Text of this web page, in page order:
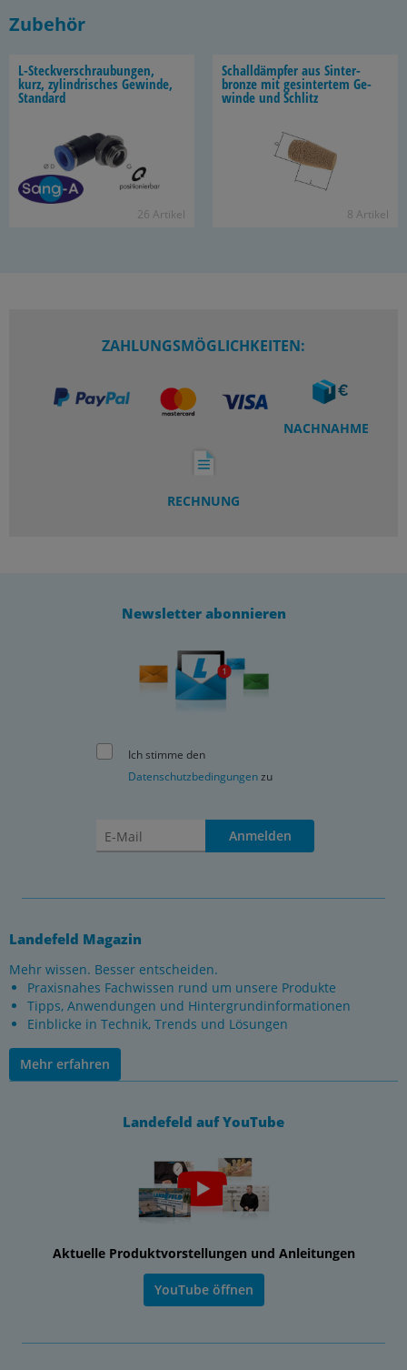
Zubehör
L-​Steckverschraubungen,
kurz, zy­lin­dri­sches Ge­win­de,
Stan­dard
26 Ar­ti­kel
Schall­dämp­fer aus Sin­ter­
bron­ze mit ge­sin­ter­tem Ge­
win­de und Schlitz
8 Ar­ti­kel
ZAHLUNGSMÖGLICHKEITEN:
NACHNAHME
RECHNUNG
Newsletter abonnieren
Ich stimme den
Datenschutzbedingungenzu
Anmelden
Landefeld Magazin
Mehr wissen. Besser entscheiden.
Praxisnahes Fachwissen rund um unsere Produkte
Tipps, Anwendungen und Hintergrundinformationen
Einblicke in Technik, Trends und Lösungen
Mehr erfahren
Landefeld auf YouTube
Aktuelle Produktvorstellungen und Anleitungen
YouTube öffnen